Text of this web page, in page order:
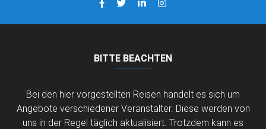
BITTE BEACHTEN
Bei den hier vorgestellten Reisen handelt es sich um
Angebote verschiedener Veranstalter. Diese werden von
uns in der Regel täglich aktualisiert. Trotzdem kann es